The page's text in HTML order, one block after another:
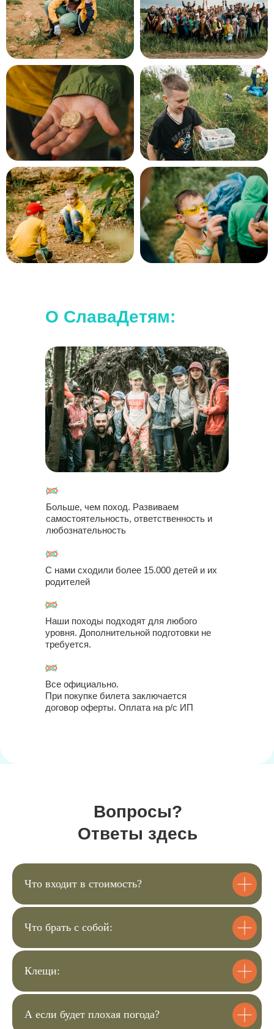
О СлаваДетям:
Больше, чем поход. Развиваем
самостоятельность, ответственность и
любознательность
С нами сходили более 15.000 детей и их
родителей
Наши походы подходят для любого
уровня.
Дополнительной подготовки не требуется.
Все официально.
При покупке билета заключается
договор оферты. Оплата на р/с ИП
Наши походы подходят для любого
уровня. Дополнительной подготовки не
требуется.
Вопросы?
Ответы здесь
Что входит в стоимость?
Что брать с собой:
Клещи:
А если будет плохая погода?
Выберите подходящие для вас
Перейдите в корзину и заполните
анкету для регистрации